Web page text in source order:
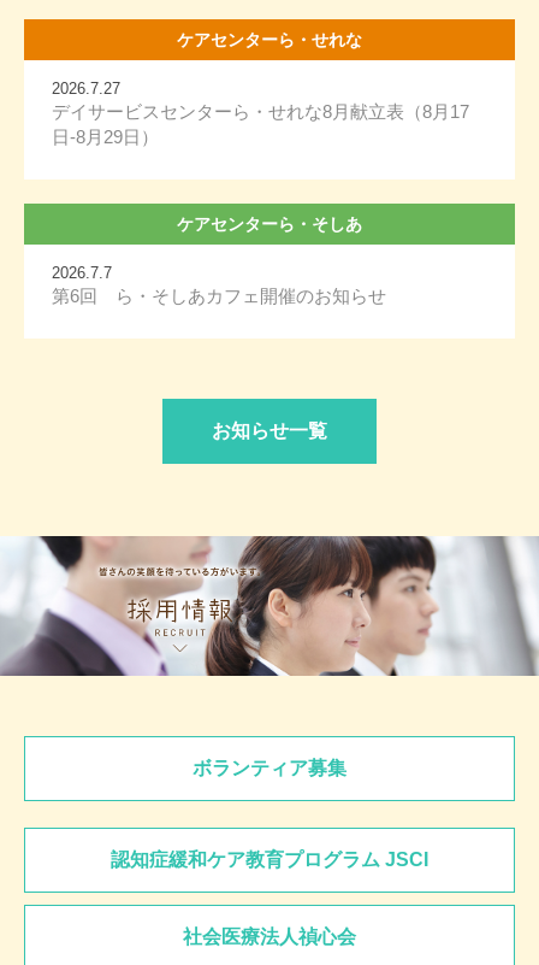
ケアセンターら・せれな
2026.7.27
デイサービスセンターら・せれな8月献立表（8月17
日-8月29日）
ケアセンターら・そしあ
2026.7.7
第6回 ら・そしあカフェ開催のお知らせ
お知らせ一覧
ボランティア募集
認知症緩和ケア教育プログラム JSCI
社会医療法人禎心会